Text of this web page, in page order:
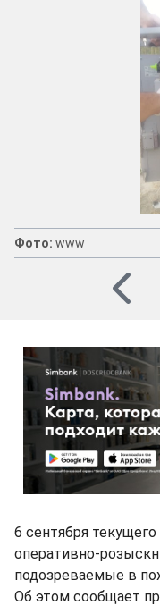
Фото: www
6 сентября
оперативно-
подозреваемые в
Об этом сообщает